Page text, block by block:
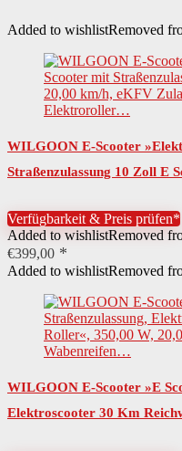
Added to wishlistRemoved
WILGOON E-Scooter
Straßenzulassung 10 Zoll E
Verfügbarkeit & Preis prüfen*
Added to wishlistRemoved
€399,00
Added to wishlistRemoved
WILGOON E-Scooter »E
Elektroscooter 30 Km